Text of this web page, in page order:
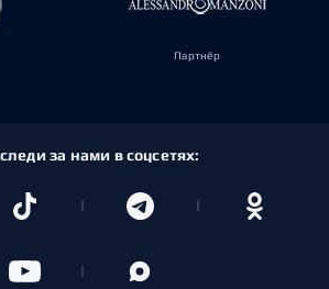
Партнёр
за нами в соцсетях: